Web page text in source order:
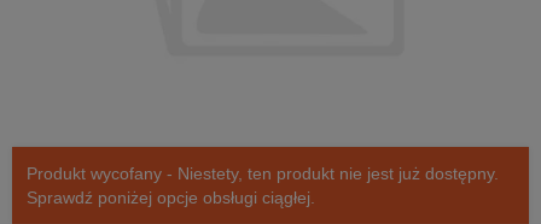
Produkt wycofany - Niestety, ten produkt nie jest już dostępny.
Sprawdź poniżej opcje obsługi ciągłej.